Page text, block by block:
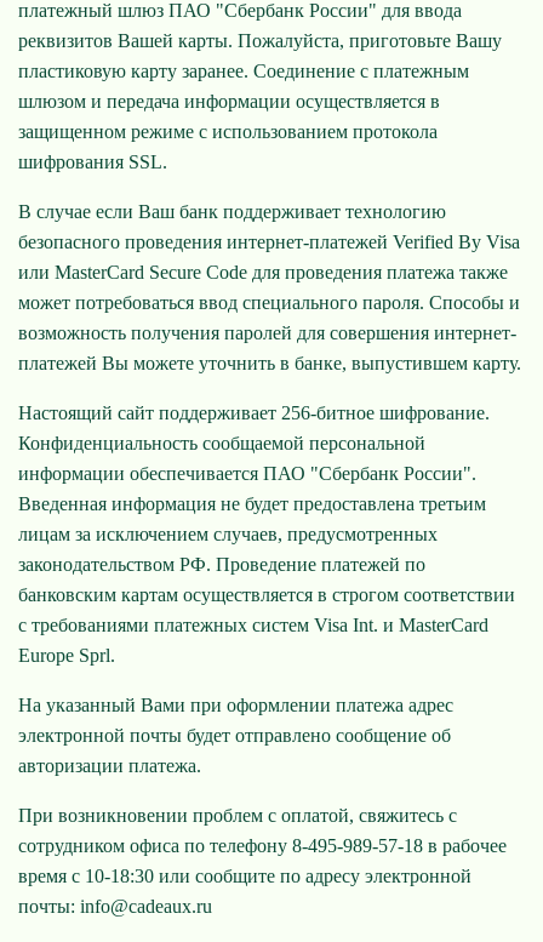
платежный шлюз ПАО "Сбербанк России" для ввода
реквизитов Вашей карты. Пожалуйста, приготовьте Вашу
пластиковую карту заранее. Соединение с платежным
шлюзом и передача информации осуществляется в
защищенном режиме с использованием протокола
шифрования SSL.
В случае если Ваш банк поддерживает технологию
безопасного проведения интернет-платежей Verified By Visa
или MasterCard Secure Code для проведения платежа также
может потребоваться ввод специального пароля. Способы и
возможность получения паролей для совершения интернет-
платежей Вы можете уточнить в банке, выпустившем карту.
Настоящий сайт поддерживает 256-битное шифрование.
Конфиденциальность сообщаемой персональной
информации обеспечивается ПАО "Сбербанк России".
Введенная информация не будет предоставлена третьим
лицам за исключением случаев, предусмотренных
законодательством РФ. Проведение платежей по
банковским картам осуществляется в строгом соответствии
с требованиями платежных систем Visa Int. и MasterCard
Europe Sprl.
На указанный Вами при оформлении платежа адрес
электронной почты будет отправлено сообщение об
авторизации платежа.
При возникновении проблем с оплатой, свяжитесь с
сотрудником офиса по телефону 8-495-989-57-18 в рабочее
время с 10-18:30 или сообщите по адресу электронной
почты: info@cadeaux.ru